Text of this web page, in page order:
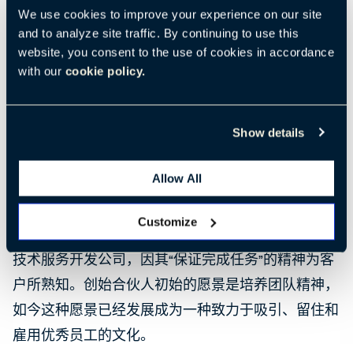
We use cookies to improve your experience on our site
and to analyze site traffic. By continuing to use this
website, you consent to the use of cookies in accordance
with our cookie policy.
Show details
Allow All
Customize
SpinSys是一家凭借创新和创意发展起来的企业信息
技术服务开发公司，因其“保证完成任务”的精神为客
户所熟知。创始合伙人初始的愿景是培养团队精神，
如今这种愿景已经发展成为一种致力于吸引、留住和
雇用优秀员工的文化。